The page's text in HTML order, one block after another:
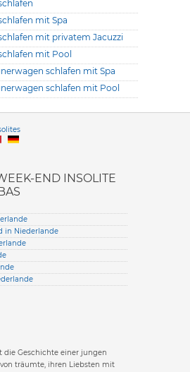
mit Spa
mit privatem Jacuzzi
mit Pool
schlafen mit Spa
schlafen mit Pool
END INSOLITE
in Niederlande
die Geschichte einer jungen
träumte, ihren Liebsten mit